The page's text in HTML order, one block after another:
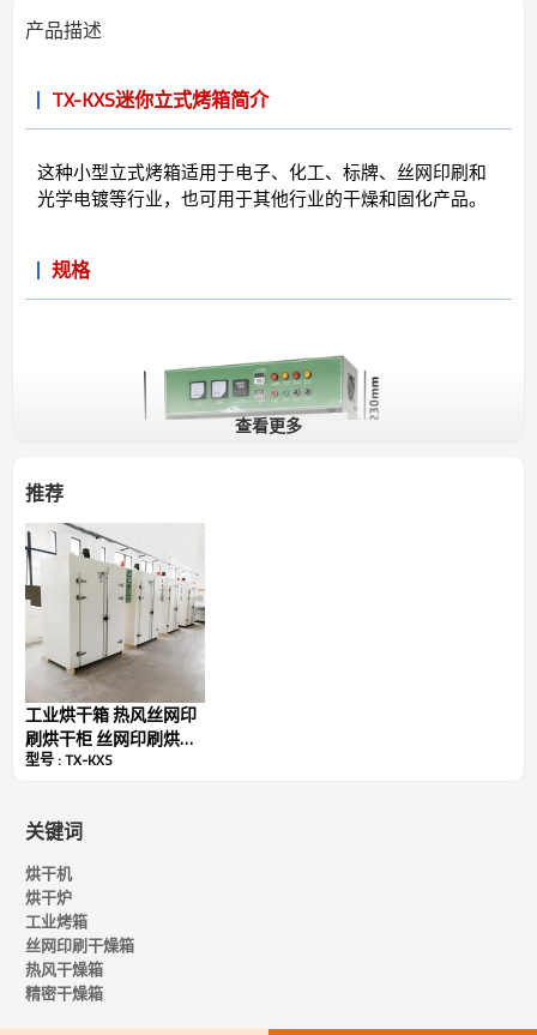
产品描述
TX-KXS迷你立式烤箱简介
这种小型立式烤箱适用于电子、化工、标牌、丝网印刷和
光学电镀等行业，也可用于其他行业的干燥和固化产品。
规格
型号：TX-KXS
内部尺寸：长610*宽700*高1200毫米
参数：温度（0-180°C）
功率：13千瓦
工作电压：380V/50HZ
外部尺寸：长910*宽910*高1710毫米
重量：200千瓦
查看更多
推荐
工业烘干箱 热风丝网印
刷烘干柜 丝网印刷烘干
机 TX-KX1350
型号 : TX-KXS
关键词
烘干机
烘干炉
工业烤箱
丝网印刷干燥箱
热风干燥箱
精密干燥箱